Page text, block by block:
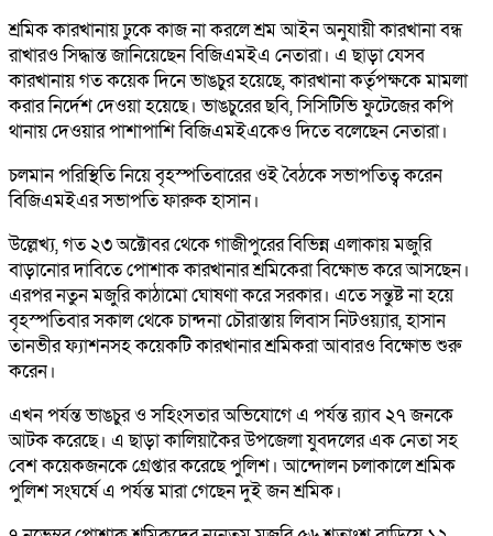
শ্রমিক কারখানায় ঢুকে কাজ না করলে শ্রম আইন অনুযায়ী কারখানা বন্ধ
রাখারও সিদ্ধান্ত জানিয়েছেন বিজিএমইএ নেতারা। এ ছাড়া যেসব
কারখানায় গত কয়েক দিনে ভাঙচুর হয়েছে, কারখানা কর্তৃপক্ষকে মামলা
করার নির্দেশ দেওয়া হয়েছে। ভাঙচুরের ছবি, সিসিটিভি ফুটেজের কপি
থানায় দেওয়ার পাশাপাশি বিজিএমইএকেও দিতে বলেছেন নেতারা।
চলমান পরিস্থিতি নিয়ে বৃহস্পতিবারের ওই বৈঠকে সভাপতিত্ব করেন
বিজিএমইএর সভাপতি ফারুক হাসান।
উল্লেখ্য, গত ২৩ অক্টোবর থেকে গাজীপুরের বিভিন্ন এলাকায় মজুরি
বাড়ানোর দাবিতে পোশাক কারখানার শ্রমিকেরা বিক্ষোভ করে আসছেন।
এরপর নতুন মজুরি কাঠামো ঘোষণা করে সরকার। এতে সন্তুষ্ট না হয়ে
বৃহস্পতিবার সকাল থেকে চান্দনা চৌরাস্তায় লিবাস নিটওয়্যার, হাসান
তানভীর ফ্যাশনসহ কয়েকটি কারখানার শ্রমিকরা আবারও বিক্ষোভ শুরু
করেন।
এখন পর্যন্ত ভাঙচুর ও সহিংসতার অভিযোগে এ পর্যন্ত র‍্যাব ২৭ জনকে
আটক করেছে। এ ছাড়া কালিয়াকৈর উপজেলা যুবদলের এক নেতা সহ
বেশ কয়েকজনকে গ্রেপ্তার করেছে পুলিশ। আন্দোলন চলাকালে শ্রমিক
পুলিশ সংঘর্ষে এ পর্যন্ত মারা গেছেন দুই জন শ্রমিক।